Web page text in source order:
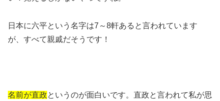
日本に六平という名字は7～8軒あると言われています
が、すべて親戚だそうです！
名前が直政というのが面白いです。直政と言われて私が思